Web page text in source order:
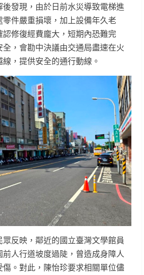
發現，由於日前水災導致電梯進
件嚴重損壞，加上設備年久老
修復經費龐大，短期內恐難完
，會勘中決議由交通局盡速在火
，提供安全的通行動線。
反映，鄰近的國立臺灣文學館員
人行道坡度過陡，曾造成身障人
。對此，陳怡珍要求相關單位儘